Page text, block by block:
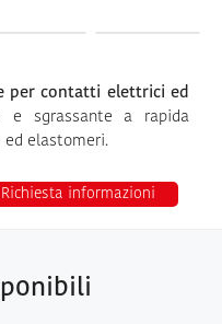
per contatti elettrici ed
e sgrassante a rapida
ed elastomeri.
Richiesta informazioni